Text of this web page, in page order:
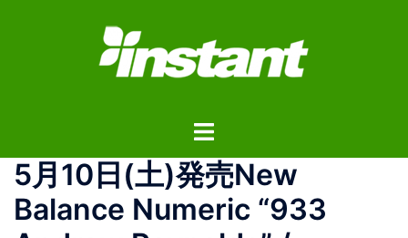
ス
ト
ル
ニ
5月10日(土)発売New
Balance Numeric “933